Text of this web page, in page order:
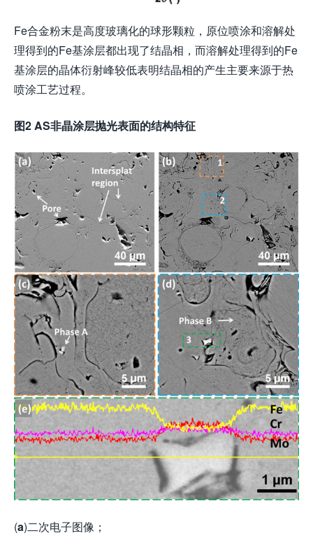
Fe合金粉末是高度玻璃化的球形颗粒，原位喷涂和溶解处
理得到的Fe基涂层都出现了结晶相，而溶解处理得到的Fe
基涂层的晶体衍射峰较低表明结晶相的产生主要来源于热
喷涂工艺过程。
图2 AS非晶涂层抛光表面的结构特征
(a)二次电子图像；